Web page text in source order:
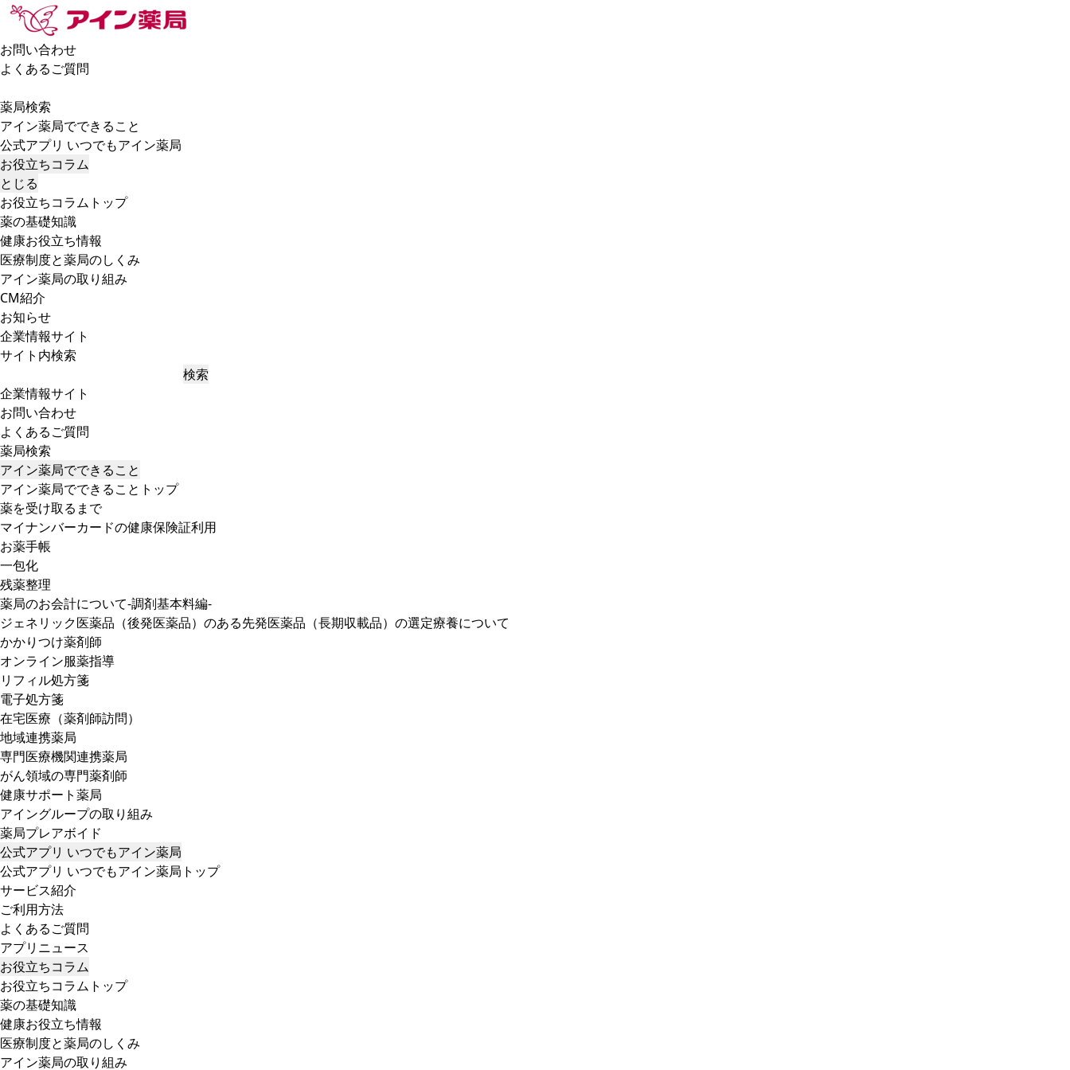
お問い合わせ
よくあるご質問
薬局検索
アイン薬局でできること
公式アプリ いつでもアイン薬局
お役立ちコラム
とじる
お役立ちコラムトップ
薬の基礎知識
健康お役立ち情報
医療制度と薬局のしくみ
アイン薬局の取り組み
CM紹介
お知らせ
企業情報サイト
サイト内検索
検索
企業情報サイト
お問い合わせ
よくあるご質問
薬局検索
アイン薬局でできること
アイン薬局でできることトップ
薬を受け取るまで
マイナンバーカードの健康保険証利用
お薬手帳
一包化
残薬整理
薬局のお会計について-調剤基本料編-
ジェネリック医薬品（後発医薬品）のある先発医薬品（長期収載品）の選定療養について
かかりつけ薬剤師
オンライン服薬指導
リフィル処方箋
電子処方箋
在宅医療（薬剤師訪問）
地域連携薬局
専門医療機関連携薬局
がん領域の専門薬剤師
健康サポート薬局
アイングループの取り組み
薬局プレアボイド
公式アプリ いつでもアイン薬局
公式アプリ いつでもアイン薬局トップ
サービス紹介
ご利用方法
よくあるご質問
アプリニュース
お役立ちコラム
お役立ちコラムトップ
薬の基礎知識
健康お役立ち情報
医療制度と薬局のしくみ
アイン薬局の取り組み